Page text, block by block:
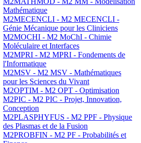
Mathématique
M2MECENCLI - M2 MECENCLI -
Génie Mécanique pour les Cliniciens
M2MOCHI - M2 MoChI - Chimie
Moléculaire et Interfaces
M2MPRI - M2 MPRI - Fondements de
l'Informatique
M2MSV - M2 MSV - Mathématiques
pour les Sciences du Vivant
M2OPTIM - M2 OPT - Optimisation
M2PIC - M2 PIC - Projet, Innovation,
Conception
M2PLASPHYFUS - M2 PPF - Physique
des Plasmas et de la Fusion
M2PROBFIN - M2 PF - Probabilités et